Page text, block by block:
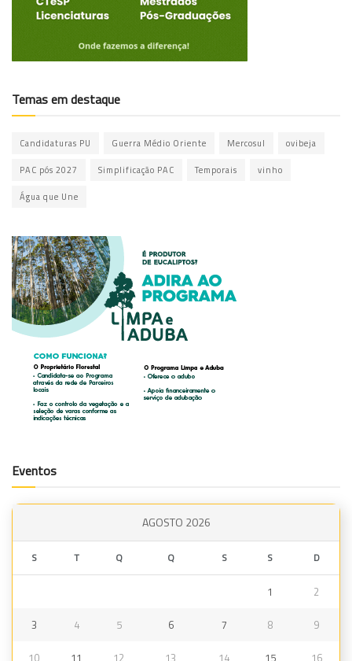
Temas em destaque
Candidaturas PU Guerra Médio Oriente Mercosul ovibeja
PAC pós 2027 Simplificação PAC Temporais vinho
Água que Une
Eventos
AGOSTO 2026
S T Q Q S S D
1 2
3 4 5 6 7 8 9